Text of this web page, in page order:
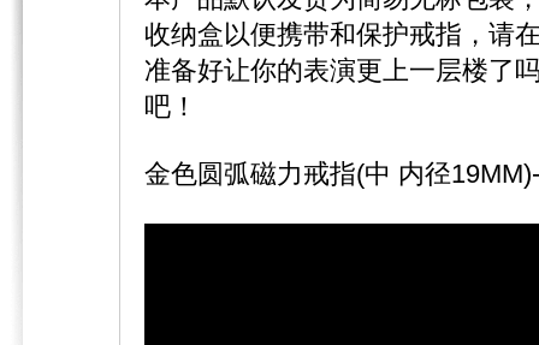
收纳盒以便携带和保护戒指，请
准备好让你的表演更上一层楼了
吧！
金色圆弧磁力戒指(中 内径